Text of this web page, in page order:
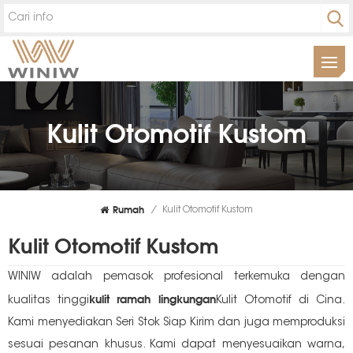
Kulit Otomotif Kustom
Rumah / Kulit Otomotif Kustom
Kulit Otomotif Kustom
WINIW adalah pemasok profesional terkemuka dengan
kualitas tinggikulit ramah lingkunganKulit Otomotif di Cina.
Kami menyediakan Seri Stok Siap Kirim dan juga memproduksi
sesuai pesanan khusus. Kami dapat menyesuaikan warna,